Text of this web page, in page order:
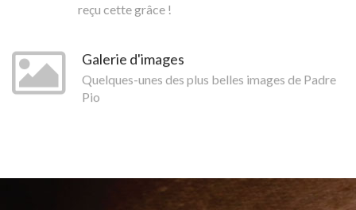
reçu cette grâce !
Galerie d'images
Quelques-unes des plus belles images de Padre
Pio